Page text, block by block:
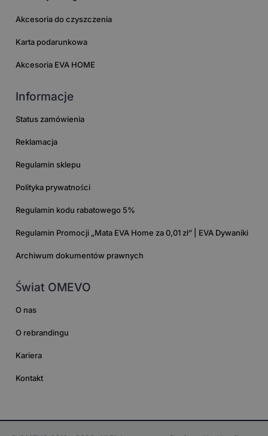
Akcesoria do czyszczenia
Karta podarunkowa
Akcesoria EVA HOME
Informacje
Status zamówienia
Reklamacja
Regulamin sklepu
Polityka prywatności
Regulamin kodu rabatowego 5%
Regulamin Promocji „Mata EVA Home za 0,01 zł” | EVA Dywaniki
Archiwum dokumentów prawnych
Świat OMEVO
O nas
O rebrandingu
Kariera
Kontakt